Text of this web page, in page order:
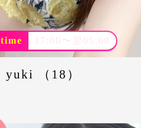
time 17:00〜翌05:00
yuki （18）